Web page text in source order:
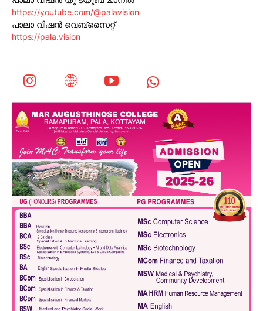
https://youtube.com/@palavision
പാലാ വിഷൻ വെബ്സൈറ്റ്
https://pala.vision